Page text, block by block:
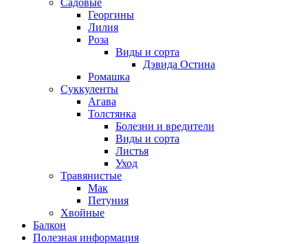
Садовые
Георгины
Лилия
Роза
Виды и сорта
Дэвида Остина
Ромашка
Суккуленты
Агава
Толстянка
Болезни и вредители
Виды и сорта
Листья
Уход
Травянистые
Мак
Петуния
Хвойные
Балкон
Полезная информация